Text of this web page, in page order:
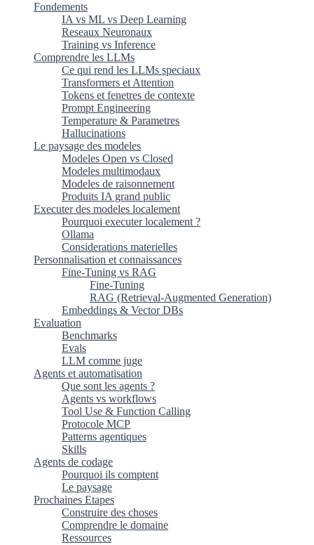
Fondements
IA vs ML vs Deep Learning
Reseaux Neuronaux
Training vs Inference
Comprendre les LLMs
Ce qui rend les LLMs speciaux
Transformers et Attention
Tokens et fenetres de contexte
Prompt Engineering
Temperature & Parametres
Hallucinations
Le paysage des modeles
Modeles Open vs Closed
Modeles multimodaux
Modeles de raisonnement
Produits IA grand public
Executer des modeles localement
Pourquoi executer localement ?
Ollama
Considerations materielles
Personnalisation et connaissances
Fine-Tuning vs RAG
Fine-Tuning
RAG (Retrieval-Augmented Generation)
Embeddings & Vector DBs
Evaluation
Benchmarks
Evals
LLM comme juge
Agents et automatisation
Que sont les agents ?
Agents vs workflows
Tool Use & Function Calling
Protocole MCP
Patterns agentiques
Skills
Agents de codage
Pourquoi ils comptent
Le paysage
Prochaines Etapes
Construire des choses
Comprendre le domaine
Ressources